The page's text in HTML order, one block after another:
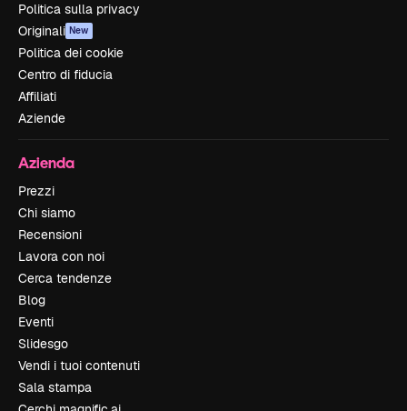
Politica sulla privacy
Originali New
Politica dei cookie
Centro di fiducia
Affiliati
Aziende
Azienda
Prezzi
Chi siamo
Recensioni
Lavora con noi
Cerca tendenze
Blog
Eventi
Slidesgo
Vendi i tuoi contenuti
Sala stampa